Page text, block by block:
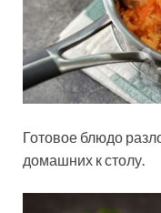
Готовое блюдо
домашних к столу.